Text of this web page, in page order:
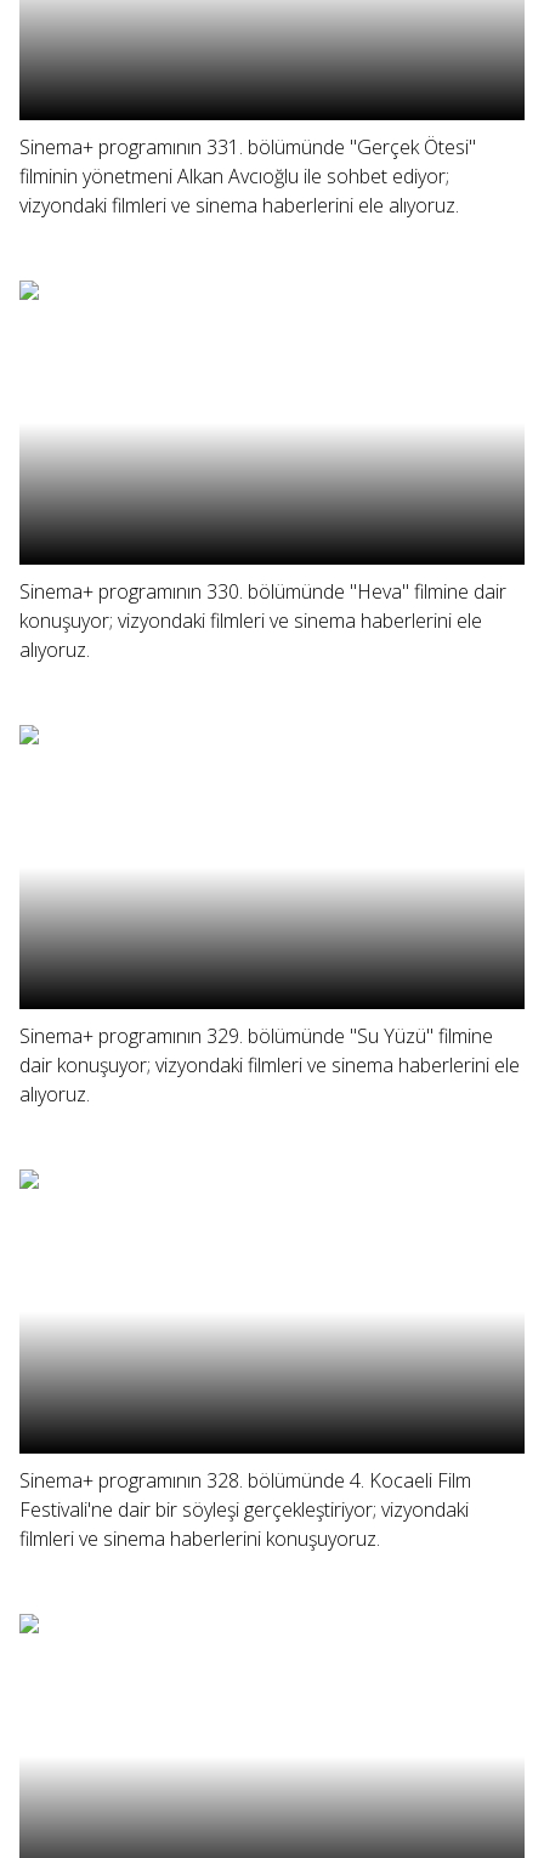
Sinema+ programının 331. bölümünde "Gerçek Ötesi"
filminin yönetmeni Alkan Avcıoğlu ile sohbet ediyor;
vizyondaki filmleri ve sinema haberlerini ele alıyoruz.
Sinema+ programının 330. bölümünde "Heva" filmine dair
konuşuyor; vizyondaki filmleri ve sinema haberlerini ele
alıyoruz.
Sinema+ programının 329. bölümünde "Su Yüzü" filmine
dair konuşuyor; vizyondaki filmleri ve sinema haberlerini ele
alıyoruz.
Sinema+ programının 328. bölümünde 4. Kocaeli Film
Festivali'ne dair bir söyleşi gerçekleştiriyor; vizyondaki
filmleri ve sinema haberlerini konuşuyoruz.